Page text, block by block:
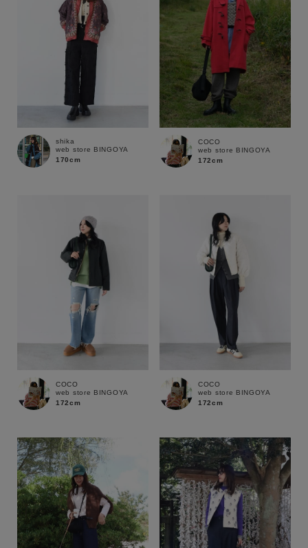
ブランドshika
web store BINGOYA
170cm
COCO
web store BINGOYA
172cm
COCO
web store BINGOYA
172cm
COCO
web store BINGOYA
172cm